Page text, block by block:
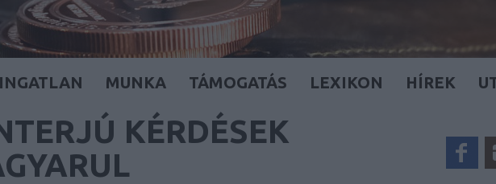
INGATLAN MUNKA TÁMOGATÁS LEXIKON HÍREK
KÉRDÉSEK